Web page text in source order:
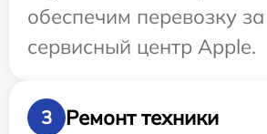
обеспечим перевозку
сервисный центр Apple.
3
Ремонт техники